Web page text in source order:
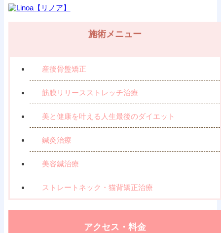
施術メニュー
産後骨盤矯正
筋膜リリースストレッチ治療
美と健康を叶える人生最後のダイエット
鍼灸治療
美容鍼治療
ストレートネック・猫背矯正治療
アクセス・料金